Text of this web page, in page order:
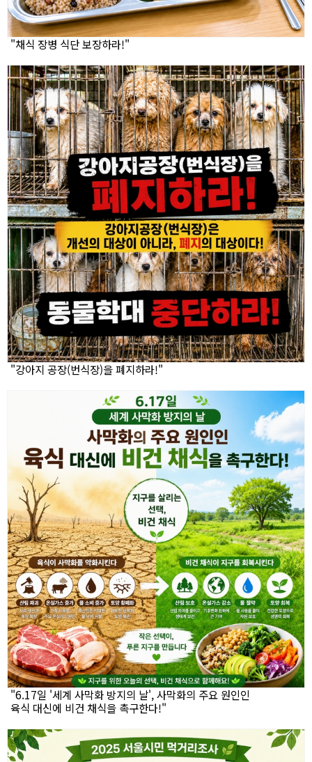
"채식 장병 식단 보장하라!"
"강아지 공장(번식장)을 폐지하라!"
"6.17일 '세계 사막화 방지의 날', 사막화의 주요 원인인
육식 대신에 비건 채식을 촉구한다!"